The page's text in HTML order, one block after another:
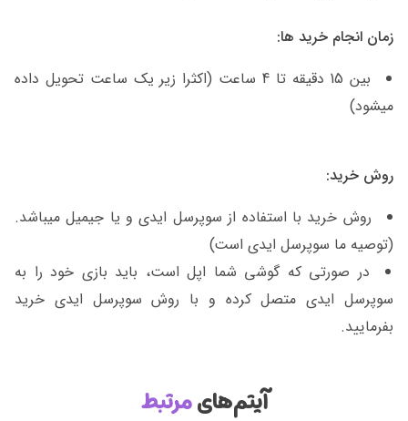
زمان انجام خرید ها:
بین 15 دقیقه تا 4 ساعت (اکثرا زیر یک ساعت تحویل داده
میشود)
روش خرید:
روش خرید با استفاده از سوپرسل ایدی و یا جیمیل میباشد.
(توصیه ما سوپرسل ایدی است)
در صورتی که گوشی شما اپل است، باید بازی خود را به
سوپرسل ایدی متصل کرده و با روش سوپرسل ایدی خرید
بفرمایید.
آیتم‌هایمرتبط